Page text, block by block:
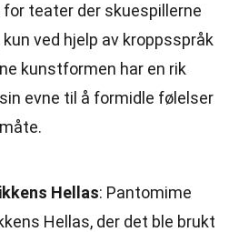
teater der skuespillerne
ved hjelp av kroppsspråk
kunstformen har en rik
evne til å formidle følelser
Hellas: Pantomime
Hellas, der det ble brukt